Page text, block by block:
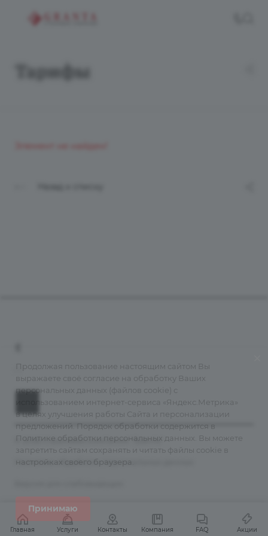
Тарифы
Контакты
Документы
Лицензии
История
Информация для клиентов
Карта сайта
Рейтинги
Реестр агентов
info@grantains.ru
© 2026 Страховая компания "Гранта"
Политика обработки персональных данных
Главная Услуги Контакты Компания FAQ Акции
Продолжая пользование настоящим сайтом Вы
выражаете своё согласие на обработку Ваших
персональных данных (файлов cookie) с
использованием интернет-сервиса «Яндекс.Метрика»
в целях улучшения работы Сайта и персонализации
предложений. Порядок обработки содержится в
Политике обработки персональных данных
. Вы можете
запретить сайтам сохранять и читать файлы cookie в
настройках своего браузера.
Принимаю